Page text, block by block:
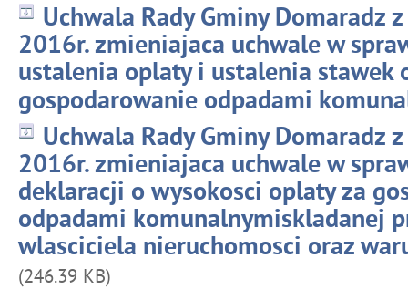
Uchwala Rady Gminy Domaradz
2016r. zmieniajaca uchwale w
ustalenia oplaty i ustalenia stawek
gospodarowanie odpadami
Uchwala Rady Gminy Domaradz
2016r. zmieniajaca uchwale w
deklaracji o wysokosci oplaty za
odpadami komunalnymiskladanej
wlasciciela nieruchomosci oraz
(246.39 KB)